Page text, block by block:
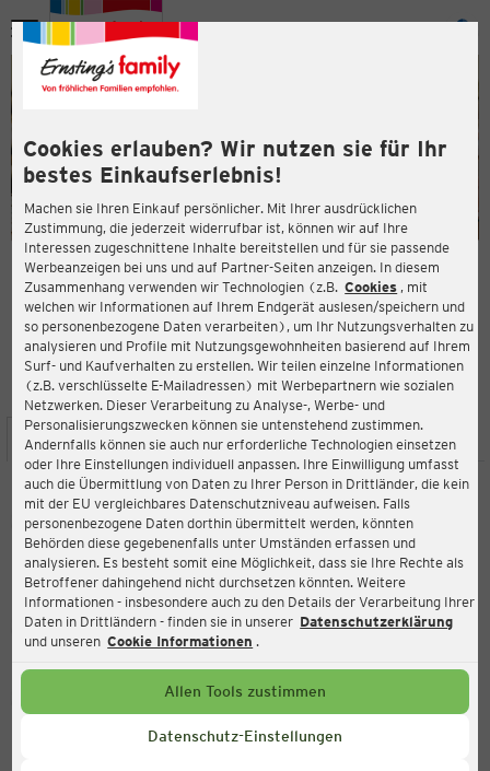
Cookies erlauben? Wir nutzen sie für Ihr
bestes Einkaufserlebnis!
Machen sie Ihren Einkauf persönlicher. Mit Ihrer ausdrücklichen
Zustimmung, die jederzeit widerrufbar ist, können wir auf Ihre
Interessen zugeschnittene Inhalte bereitstellen und für sie passende
Werbeanzeigen bei uns und auf Partner-Seiten anzeigen. In diesem
Zusammenhang verwenden wir Technologien (z.B. Cookies , mit
welchen wir Informationen auf Ihrem Endgerät auslesen/speichern und
so personenbezogene Daten verarbeiten), um Ihr Nutzungsverhalten zu
analysieren und Profile mit Nutzungsgewohnheiten basierend auf Ihrem
Surf- und Kaufverhalten zu erstellen. Wir teilen einzelne Informationen
(z.B. verschlüsselte E-Mailadressen) mit Werbepartnern wie sozialen
Netzwerken. Dieser Verarbeitung zu Analyse-, Werbe- und
Personalisierungszwecken können sie untenstehend zustimmen.
Andernfalls können sie auch nur erforderliche Technologien einsetzen
oder Ihre Einstellungen individuell anpassen. Ihre Einwilligung umfasst
auch die Übermittlung von Daten zu Ihrer Person in Drittländer, die kein
mit der EU vergleichbares Datenschutzniveau aufweisen. Falls
personenbezogene Daten dorthin übermittelt werden, könnten
Behörden diese gegebenenfalls unter Umständen erfassen und
analysieren. Es besteht somit eine Möglichkeit, dass sie Ihre Rechte als
Betroffener dahingehend nicht durchsetzen könnten. Weitere
Informationen - insbesondere auch zu den Details der Verarbeitung Ihrer
Daten in Drittländern - finden sie in unserer Datenschutzerklärung
und unseren Cookie Informationen .
Allen Tools zustimmen
Datenschutz-Einstellungen
Menü
ERNSTING'S FAMILY FILIALE
Langer Steinweg 7-9
32825 Blomberg
3,8
Bewertung:
STANDORT SERVICES SORTIMENT AKTIONEN
Ernsting's family
Langer Steinweg 7-9, 32825 Blomberg
Aktuell:
Geschlossen
Service Hotline
+49 (0) 2546 / 98 999 98